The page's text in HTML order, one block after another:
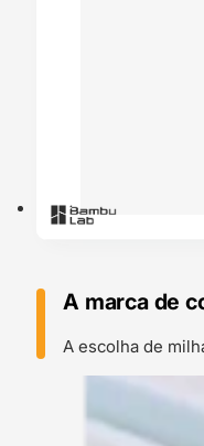
A marca de
A escolha de